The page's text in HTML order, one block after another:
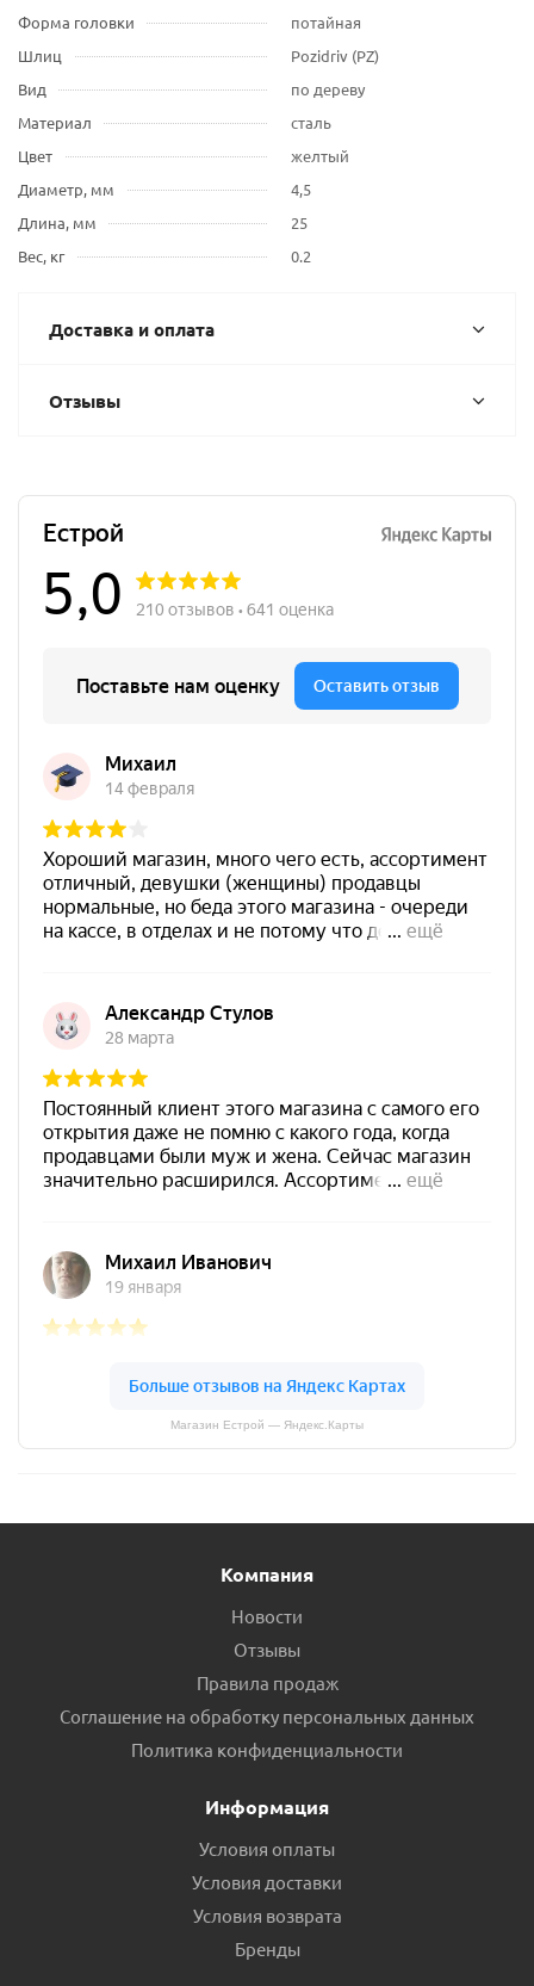
Форма головки
потайная
Шлиц
Pozidriv (PZ)
Вид
по дереву
Материал
сталь
Цвет
желтый
Диаметр, мм
4,5
Длина, мм
25
Вес, кг
0.2
Доставка и оплата
Отзывы
Магазин Естрой — Яндекс.Карты
Компания
Новости
Отзывы
Правила продаж
Соглашение на обработку персональных данных
Политика конфиденциальности
Информация
Условия оплаты
Условия доставки
Условия возврата
Бренды